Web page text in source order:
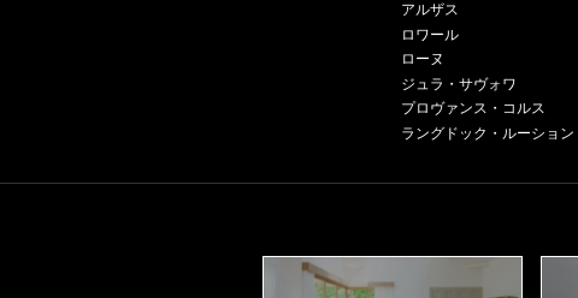
アルザス
ロワール
ローヌ
ジュラ・サヴォワ
プロヴァンス・コルス
ラングドック・ルーション